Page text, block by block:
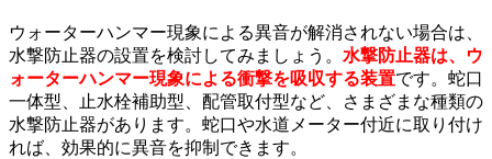
ウォーターハンマー現象による異音が解消されない場合は、
水撃防止器の設置を検討してみましょう。 水撃防止器は、ウ
ォーターハンマー現象による衝撃を吸収する装置です。蛇口
一体型、止水栓補助型、配管取付型など、さまざまな種類の
水撃防止器があります。蛇口や水道メーター付近に取り付け
れば、効果的に異音を抑制できます。